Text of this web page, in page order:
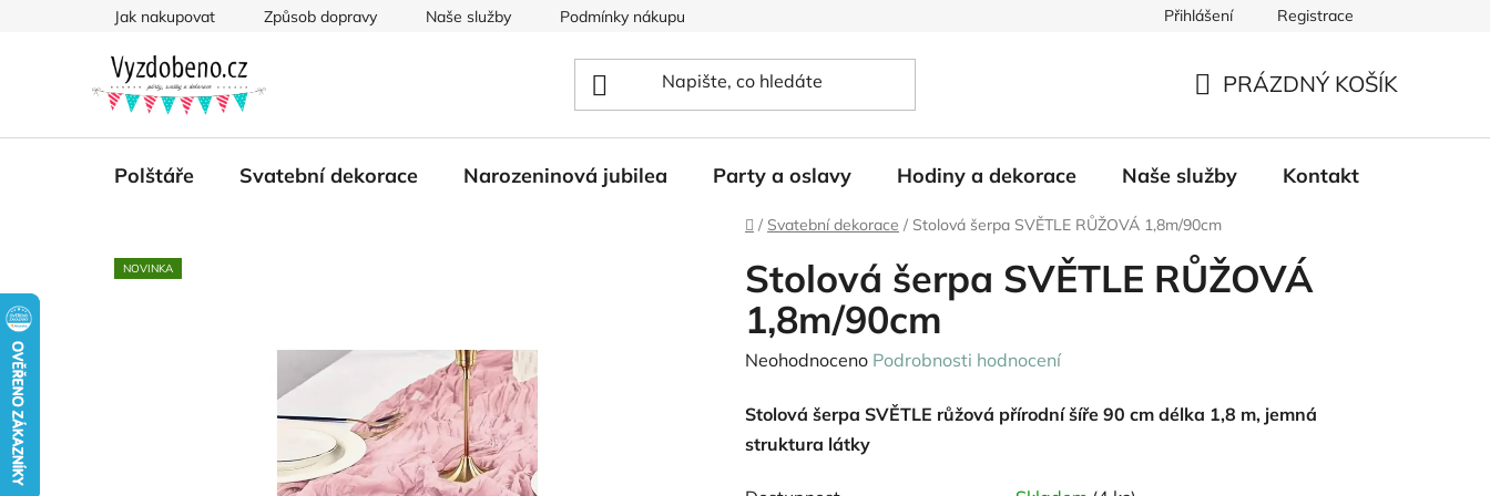
Jak nakupovat Způsob dopravy Naše služby Podmínky nákupu Přihlášení Registrace
KOŠÍK
PRÁZDNÝ KOŠÍK
Polštáře Svatební dekorace Narozeninová jubilea Party a oslavy Hodiny a dekorace Naše služby Kontakt
Domů
/ Svatební dekorace / Stolová šerpa SVĚTLE RŮŽOVÁ 1,8m/90cm
Stolová šerpa SVĚTLE RŮŽOVÁ
1,8m/90cm
Průměrné
produktu
je
Neohodnoceno Podrobnosti hodnocení
Stolová šerpa SVĚTLE růžová přírodní šíře 90 cm délka 1,8 m, jemná
struktura látky
NOVINKA